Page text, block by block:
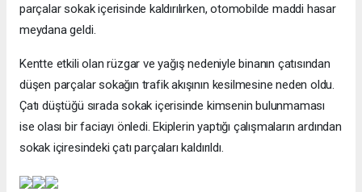
parçalar sokak içerisinde kaldırılırken, otomobilde maddi hasar
meydana geldi.
Kentte etkili olan rüzgar ve yağış nedeniyle binanın çatısından
düşen parçalar sokağın trafik akışının kesilmesine neden oldu.
Çatı düştüğü sırada sokak içerisinde kimsenin bulunmaması
ise olası bir faciayı önledi. Ekiplerin yaptığı çalışmaların ardından
sokak içiresindeki çatı parçaları kaldırıldı.